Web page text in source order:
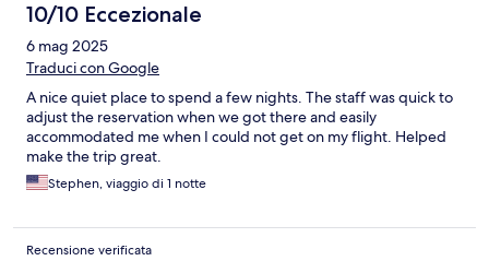
10/10 Eccezionale
6 mag 2025
Traduci con Google
A nice quiet place to spend a few nights. The staff was quick to
adjust the reservation when we got there and easily
accommodated me when I could not get on my flight. Helped
make the trip great.
Stephen, viaggio di 1 notte
Recensione verificata